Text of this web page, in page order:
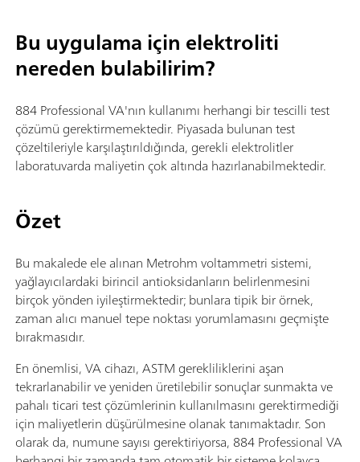
Bu uygulama için elektroliti
nereden bulabilirim?
884 Professional VA'nın kullanımı herhangi bir tescilli test
çözümü gerektirmemektedir. Piyasada bulunan test
çözeltileriyle karşılaştırıldığında, gerekli elektrolitler
laboratuvarda maliyetin çok altında hazırlanabilmektedir.
Özet
Bu makalede ele alınan Metrohm voltammetri sistemi,
yağlayıcılardaki birincil antioksidanların belirlenmesini
birçok yönden iyileştirmektedir; bunlara tipik bir örnek,
zaman alıcı manuel tepe noktası yorumlamasını geçmişte
bırakmasıdır.
En önemlisi, VA cihazı, ASTM gerekliliklerini aşan
tekrarlanabilir ve yeniden üretilebilir sonuçlar sunmakta ve
pahalı ticari test çözümlerinin kullanılmasını gerektirmediği
için maliyetlerin düşürülmesine olanak tanımaktadır. Son
olarak da, numune sayısı gerektiriyorsa, 884 Professional VA